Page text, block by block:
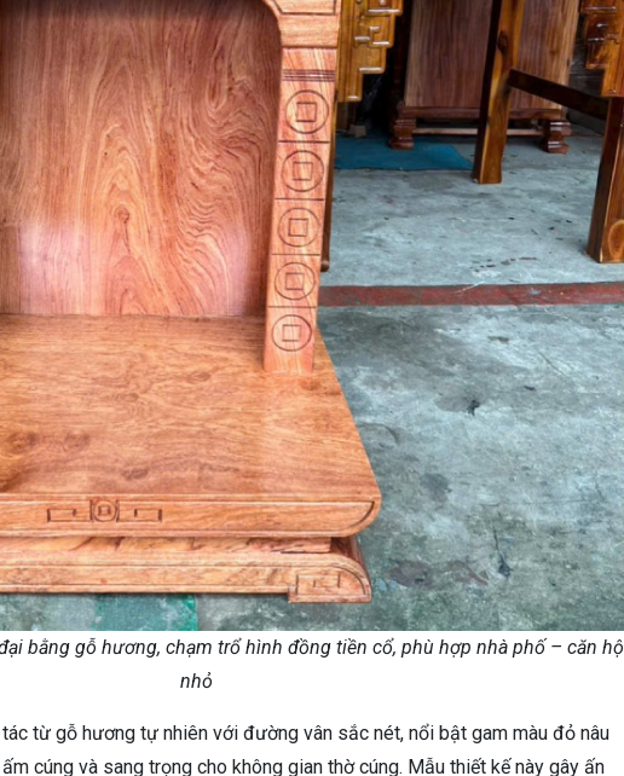
bằng gỗ hương, chạm trổ hình đồng tiền cổ, phù hợp nhà phố – căn hộ
nhỏ
từ gỗ hương tự nhiên với đường vân sắc nét, nổi bật gam màu đỏ nâu
cúng và sang trọng cho không gian thờ cúng. Mẫu thiết kế này gây ấn